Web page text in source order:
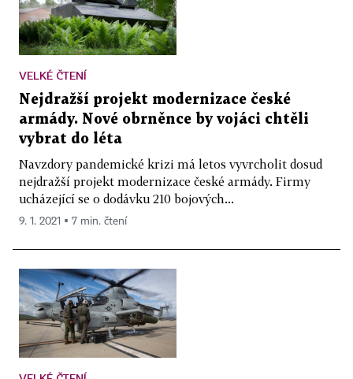
VELKÉ ČTENÍ
Nejdražší projekt modernizace české
armády. Nové obrněnce by vojáci chtěli
vybrat do léta
Navzdory pandemické krizi má letos vyvrcholit dosud
nejdražší projekt modernizace české armády. Firmy
ucházející se o dodávku 210 bojových...
9. 1. 2021 ▪ 7 min. čtení